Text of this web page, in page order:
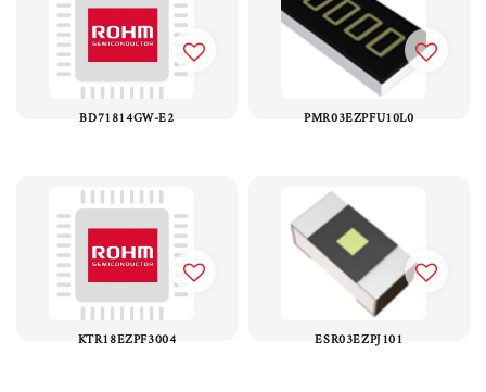
BD71814GW-E2 PMR03EZPFU10L0
KTR18EZPF3004 ESR03EZPJ101